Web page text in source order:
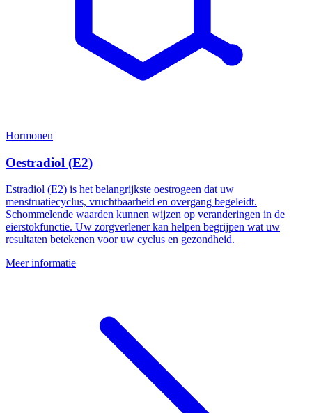
Hormonen
Oestradiol (E2)
Estradiol (E2) is het belangrijkste oestrogeen dat uw
menstruatiecyclus, vruchtbaarheid en overgang begeleidt.
Schommelende waarden kunnen wijzen op veranderingen in de
eierstokfunctie. Uw zorgverlener kan helpen begrijpen wat uw
resultaten betekenen voor uw cyclus en gezondheid.
Meer informatie